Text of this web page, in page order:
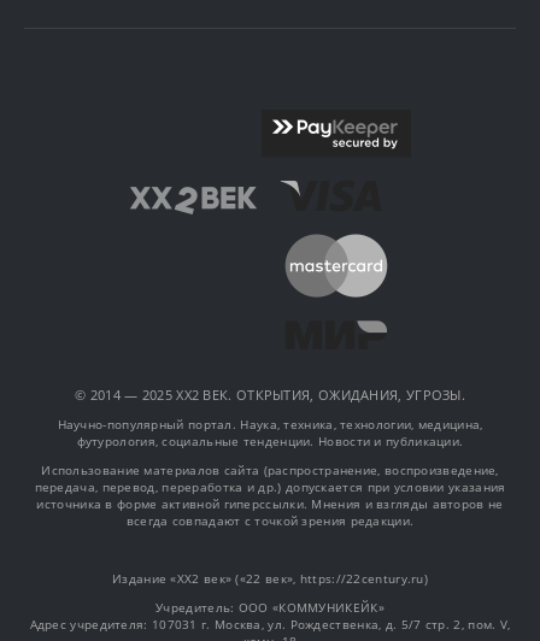
© 2014 — 2025 XX2 ВЕК. ОТКРЫТИЯ, ОЖИДАНИЯ, УГРОЗЫ.
Научно-популярный портал. Наука, техника, технологии, медицина,
футурология, социальные тенденции. Новости и публикации.
Использование материалов сайта (распространение, воспроизведение,
передача, перевод, переработка и др.) допускается при условии указания
источника в форме активной гиперссылки. Мнения и взгляды авторов не
всегда совпадают с точкой зрения редакции.
Издание «XX2 век» («22 век», https://22century.ru)
Учредитель: OOO «КОММУНИКЕЙК»
Адрес учредителя: 107031 г. Москва, ул. Рождественка, д. 5/7 стр. 2, пом. V,